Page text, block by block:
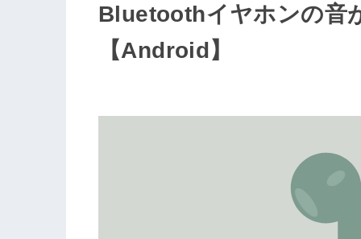
Bluetoothイヤホンの音
【Android】